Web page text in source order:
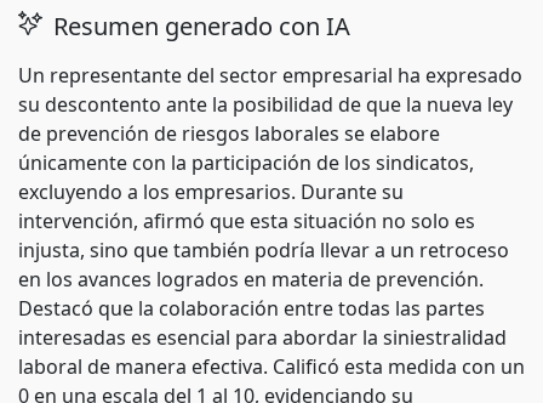
Resumen generado con IA
Un representante del sector empresarial ha expresado
su descontento ante la posibilidad de que la nueva ley
de prevención de riesgos laborales se elabore
únicamente con la participación de los sindicatos,
excluyendo a los empresarios. Durante su
intervención, afirmó que esta situación no solo es
injusta, sino que también podría llevar a un retroceso
en los avances logrados en materia de prevención.
Destacó que la colaboración entre todas las partes
interesadas es esencial para abordar la siniestralidad
laboral de manera efectiva. Calificó esta medida con un
0 en una escala del 1 al 10, evidenciando su